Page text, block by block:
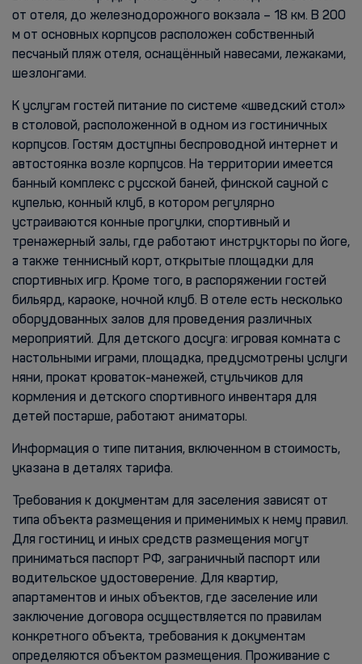
от отеля, до железнодорожного вокзала – 18 км. В 200
м от основных корпусов расположен собственный
песчаный пляж отеля, оснащённый навесами, лежаками,
шезлонгами.
К услугам гостей питание по системе «шведский стол»
в столовой, расположенной в одном из гостиничных
корпусов. Гостям доступны беспроводной интернет и
автостоянка возле корпусов. На территории имеется
банный комплекс с русской баней, финской сауной с
купелью, конный клуб, в котором регулярно
устраиваются конные прогулки, спортивный и
тренажерный залы, где работают инструкторы по йоге,
а также теннисный корт, открытые площадки для
спортивных игр. Кроме того, в распоряжении гостей
бильярд, караоке, ночной клуб. В отеле есть несколько
оборудованных залов для проведения различных
мероприятий. Для детского досуга: игровая комната с
настольными играми, площадка, предусмотрены услуги
няни, прокат кроваток-манежей, стульчиков для
кормления и детского спортивного инвентаря для
детей постарше, работают аниматоры.
Информация о типе питания, включенном в стоимость,
указана в деталях тарифа.
Требования к документам для заселения зависят от
типа объекта размещения и применимых к нему правил.
Для гостиниц и иных средств размещения могут
приниматься паспорт РФ, заграничный паспорт или
водительское удостоверение. Для квартир,
апартаментов и иных объектов, где заселение или
заключение договора осуществляется по правилам
конкретного объекта, требования к документам
определяются объектом размещения. Проживание с